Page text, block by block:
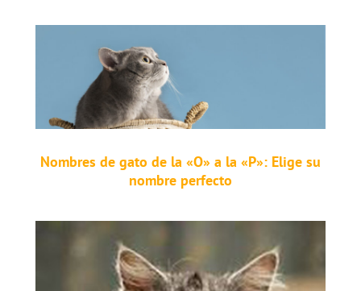
Nombres de gato de la «O» a la «P»: Elige su
nombre perfecto